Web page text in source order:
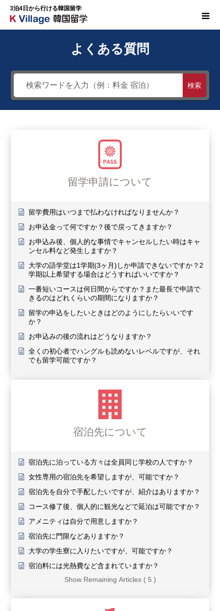
3泊4日から行ける韓国留学
よくある質問
検索
留学申請について
留学費用はいつまで払わなければなりませんか？
お申込金って何ですか？後で戻ってきますか？
お申込み後、個人的な事情でキャンセルしたい時はキャ
ンセル料など発生しますか？
大学の語学堂は1学期(3ヶ月)しか申請できないですか？2
学期以上希望する場合はどうすればいいですか？
一番短いコースは何日間からですか？また最長で申請で
きるのはどれくらいの期間になりますか？
留学の申込をしたいときはどのようにしたらいいです
か？
お申込みの後の流れはどうなりますか？
全くの初心者でハングルも読めないレベルですが、それ
でも留学可能ですか？
宿泊先について
宿泊先に泊っている方々は全員同じ学校の人ですか？
女性専用の宿泊先を希望しますが、可能ですか？
宿泊先を自分で手配したいですが、紹介はありますか？
コース修了後、個人的に観光などで延泊は可能ですか？
アメニティは自分で用意しますか？
宿泊先に門限などありますか？
大学の学生寮に入りたいですが、可能ですか？
宿泊料には光熱費など含まれていますか？
Show Remaining Articles ( 5 )